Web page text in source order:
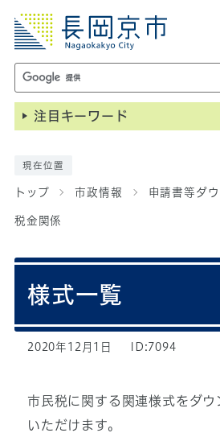
注目キーワード
現在位置
トップ 市政情報 申請書等ダ
税金関係
様式一覧
2020年12月1日 ID:7094
市民税に関する関連様式をダウ
いただけます。